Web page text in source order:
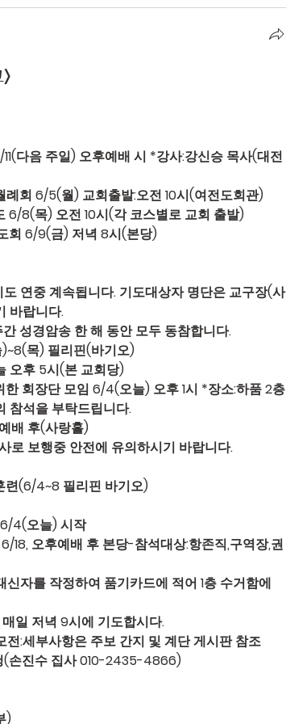
다음 주일) 오후예배 시 *강사:강신승 목사(대전
례회 6/5(월) 교회출발:오전 10시(여전도회관)
6/8(목) 오전 10시(각 코스별로 교회 출발)
회 6/9(금) 저녁 8시(본당)
도 연중 계속됩니다. 기도대상자 명단은 교구장(사
바랍니다.
성경암송 한 해 동안 모두 동참합니다.
목) 필리핀(바기오)
오후 5시(본 교회당)
한 회장단 모임 6/4(오늘) 오후 1시 *장소:하품 2층
참석을 부탁드립니다.
배 후(사랑홀)
로 보행중 안전에 유의하시기 바랍니다.
련(6/4~8 필리핀 바기오)
6/4(오늘) 시작
6/18, 오후예배 후 본당-참석대상:항존직,구역장,권
신자를 작정하여 품기카드에 적어 1층 수거함에
일 저녁 9시에 기도합시다.
전:세부사항은 주보 간지 및 계단 게시판 참조
(손진수 집사 010-2435-4866)
)